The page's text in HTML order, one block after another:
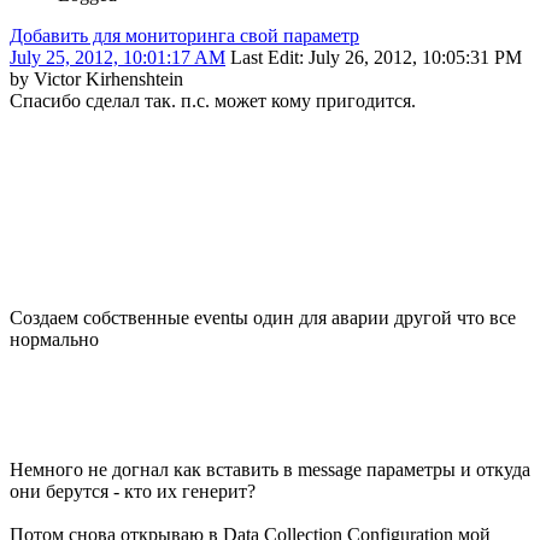
Добавить для мониторинга свой параметр
July 25, 2012, 10:01:17 AM Last Edit: July 26, 2012, 10:05:31 PM
by Victor Kirhenshtein
Спасибо сделал так. п.с. может кому пригодится.
Создаем собственные eventы один для аварии другой что все
нормально
Немного не догнал как вставить в message параметры и откуда
они берутся - кто их генерит?
Потом снова открываю в Data Collection Configuration мой